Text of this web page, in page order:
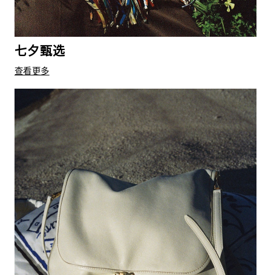
七夕甄选
查看更多